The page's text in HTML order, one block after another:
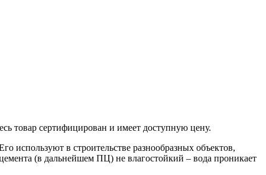
товар сертифицирован и имеет доступную цену.
используют в строительстве разнообразных объектов,
(в дальнейшем ПЦ) не влагостойкий – вода проникает